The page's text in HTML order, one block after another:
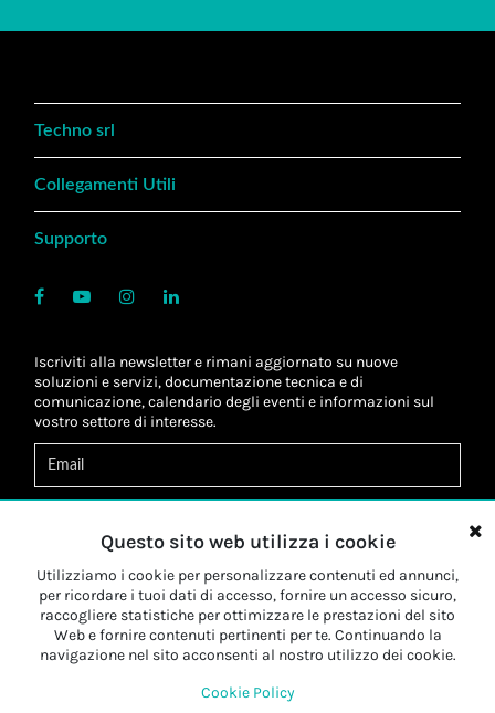
Techno srl
Collegamenti Utili
Supporto
Iscriviti alla newsletter e rimani aggiornato su nuove
soluzioni e servizi, documentazione tecnica e di
comunicazione, calendario degli eventi e informazioni sul
vostro settore di interesse.
Letta l'informativa, autorizzo altrattamento dei miei dati
personali*
Letta l'informativa, autorizzo al trattamento dei miei dati
personali a fini dimarketing*
Iscriviti
Questo sito web utilizza i cookie
Utilizziamo i cookie per personalizzare contenuti ed annunci,
per ricordare i tuoi dati di accesso, fornire un accesso sicuro,
raccogliere statistiche per ottimizzare le prestazioni del sito
Web e fornire contenuti pertinenti per te. Continuando la
navigazione nel sito acconsenti al nostro utilizzo dei cookie.
Cookie Policy